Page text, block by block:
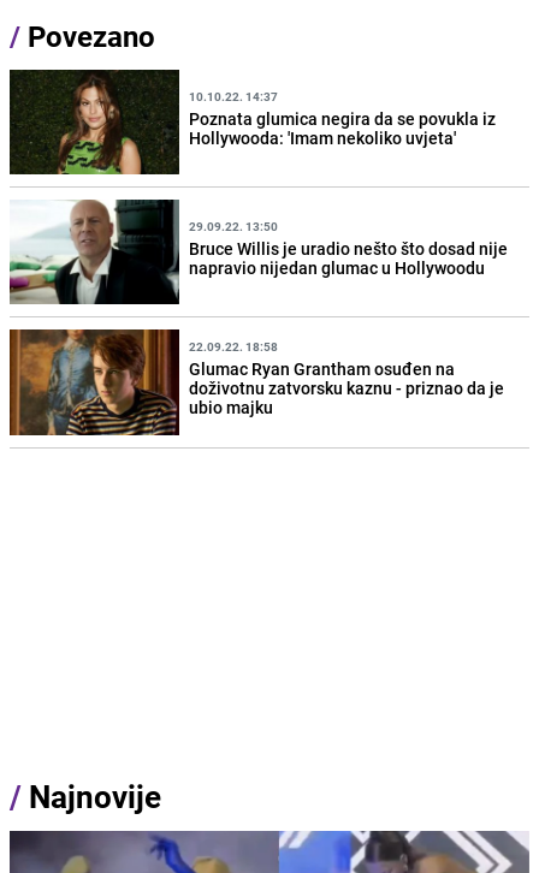
/ Povezano
10.10.22. 14:37
Poznata glumica negira da se povukla iz
Hollywooda: 'Imam nekoliko uvjeta'
29.09.22. 13:50
Bruce Willis je uradio nešto što dosad nije
napravio nijedan glumac u Hollywoodu
22.09.22. 18:58
Glumac Ryan Grantham osuđen na
doživotnu zatvorsku kaznu - priznao da je
ubio majku
/ Najnovije